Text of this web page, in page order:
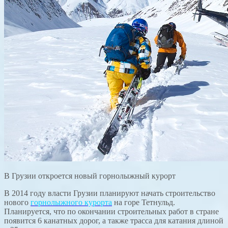
В Грузии откроется новый горнолыжный курорт
В 2014 году власти Грузии планируют начать строительство
нового горнолыжного курорта на горе Тетнульд.
Планируется, что по окончании строительных работ в стране
появится 6 канатных дорог, а также трасса для катания длиной